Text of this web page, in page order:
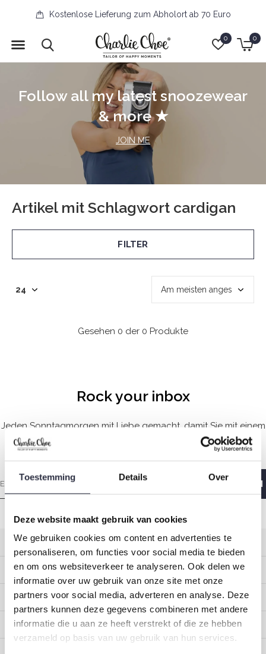
Toestemming Details Over
Deze website maakt gebruik van cookies
We gebruiken cookies om content en advertenties te
personaliseren, om functies voor social media te bieden
en om ons websiteverkeer te analyseren. Ook delen we
informatie over uw gebruik van onze site met onze
partners voor social media, adverteren en analyse. Deze
partners kunnen deze gegevens combineren met andere
informatie die u aan ze heeft verstrekt of die ze hebben
verzameld op basis van uw gebruik van hun services.
0 0
Kostenlose Lieferung zum Abholort ab 70 Euro
Follow all my latest snoozewear
& more ★
JOIN ME
Artikel mit Schlagwort cardigan
FILTER
Gesehen 0 der 0 Produkte
Rock your inbox
Jeden Sonntagmorgen mit Liebe gemacht, damit Sie mit einem
Kundendienst
Mein Konto
Kategorien
Impressum